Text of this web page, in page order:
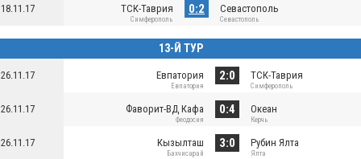
18.11.17 ТСК-Таврия
Симферополь
0:2 Севастополь
Севастополь
13-Й ТУР
26.11.17 Евпатория
Евпатория
2:0 ТСК-Таврия
Симферополь
26.11.17 Фаворит-ВД Кафа
Феодосия
0:4 Океан
Керчь
26.11.17 Кызылташ
Бахчисарай
3:0 Рубин Ялта
Ялта